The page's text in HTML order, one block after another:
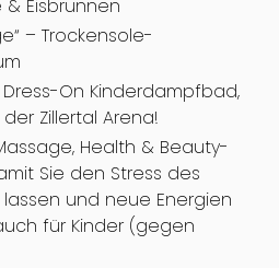
Eisbrunnen
– Trockensole-
Dress-On Kinderdampfbad,
Zillertal Arena!
Health & Beauty-
Sie den Stress des
und neue Energien
für Kinder (gegen